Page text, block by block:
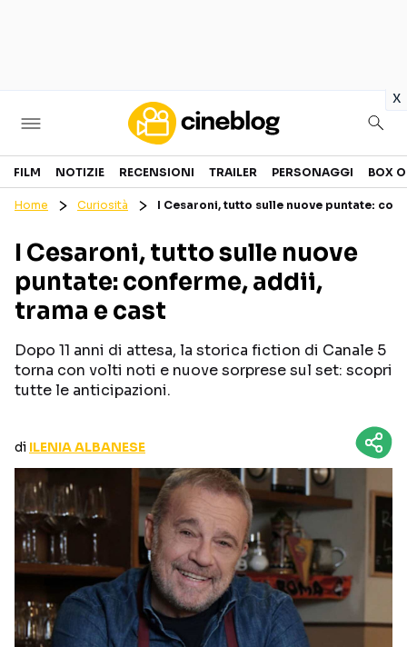
x
Cinema
GENERI
PERSONAGGI
CANALI STREAMING
Categorie
NOTIZIE
RECENSIONI
Seguici sui social
FILM NOTIZIE RECENSIONI TRAILER PERSONAGGI BOX
Home Curiosità I Cesaroni, tutto sulle nuove puntate:
I Cesaroni, tutto sulle nuove
puntate: conferme, addii,
trama e cast
Dopo 11 anni di attesa, la storica fiction di Canale 5
torna con volti noti e nuove sorprese sul set: scopri
tutte le anticipazioni.
di ILENIA ALBANESE